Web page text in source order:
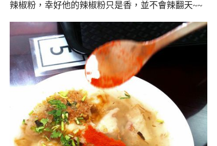
辣椒粉，幸好他的辣椒粉只是香，並不會辣翻天~~